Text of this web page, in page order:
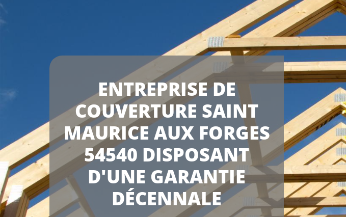
ENTREPRISE DE
COUVERTURE SAINT
MAURICE AUX FORGES
54540 DISPOSANT
D'UNE GARANTIE
DÉCENNALE